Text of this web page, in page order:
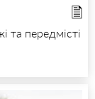
та передмісті